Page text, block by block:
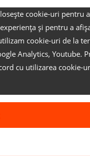
cookie-uri pentru
și pentru a
cookie-uri de la
Analytics, Youtube.
cu utilizarea cookie-